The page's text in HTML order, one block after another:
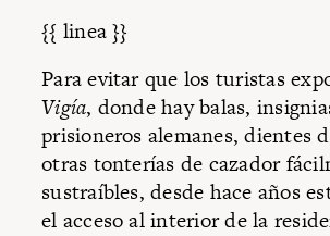
{{ linea }}
Para evitar que los turistas
Vigía, donde hay balas,
prisioneros alemanes, dientes
otras tonterías de cazador
sustraíbles, desde hace años
el acceso al interior de la